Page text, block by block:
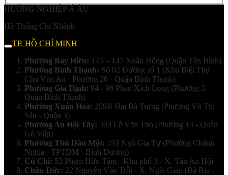
HƯỚNG NGHIỆP Á ÂU
Hệ Thống Chi Nhánh
TP. HỒ CHÍ MINH
Phường Bảy Hiền: 145 – 147 Xuân Hồng (Quận Tân Bình)
Phường Bình Thạnh: Số 02 Đường số 1 (Khu Biệt Thự
Chu Văn An - Phường 26 - Quận Bình Thạnh)
Phường Gia Định: 94 - 96 Phan Xích Long (Phường 3 -
Quận Bình Thạnh)
Phường Xuân Hoà: 259B Hai Bà Trưng (Phường Võ Thị
Sáu - Quận 3)
Phường An Hội Tây: 593 Lê Văn Thọ (Phường 14 - Quận
Gò Vấp)
Phường Thủ Dầu Một: 153 Ngô Gia Tự (Phường Chánh
Nghĩa - TPTDM - Bình Dương)
Củ Chi: 53 Phạm Hữu Tâm - Khu phố 3 - X. Tân An Hội
Châu Đức: 22 Nguyễn Văn Trỗi - X. Ngãi Giao (Bà Rịa -